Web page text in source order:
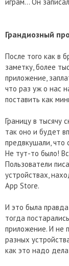
Грандиозный
После того как в
заметку, более
приложение,
что раз уж о нас
поставить как
Границу в тысячу
так оно и будет
предвкушали, что
Не тут-то было!
Пользователи
устройствах,
App Store.
И это была
тогда
приложение. И не
разных
как это надо